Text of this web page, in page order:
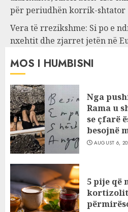
për periudhën korrik-shtator
Vera të rrezikshme: Si po e
nxehtit dhe zjarret jetën në
MOS I HUMBISNI
Nga
Rama u
se çfarë
besojnë
AUGUST 6,
5 pije që
kortizolit